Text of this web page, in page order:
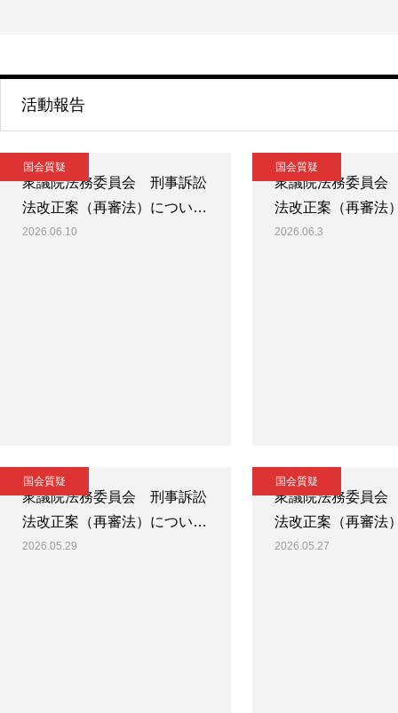
活動報告
国会質疑
衆議院法務委員会 刑事訴訟
法改正案（再審法）につい…
2026.06.10
国会質疑
衆議院法務委員
法改正案（再審法
2026.06.3
国会質疑
衆議院法務委員会 刑事訴訟
法改正案（再審法）につい…
2026.05.29
国会質疑
衆議院法務委員
法改正案（再審法
2026.05.27